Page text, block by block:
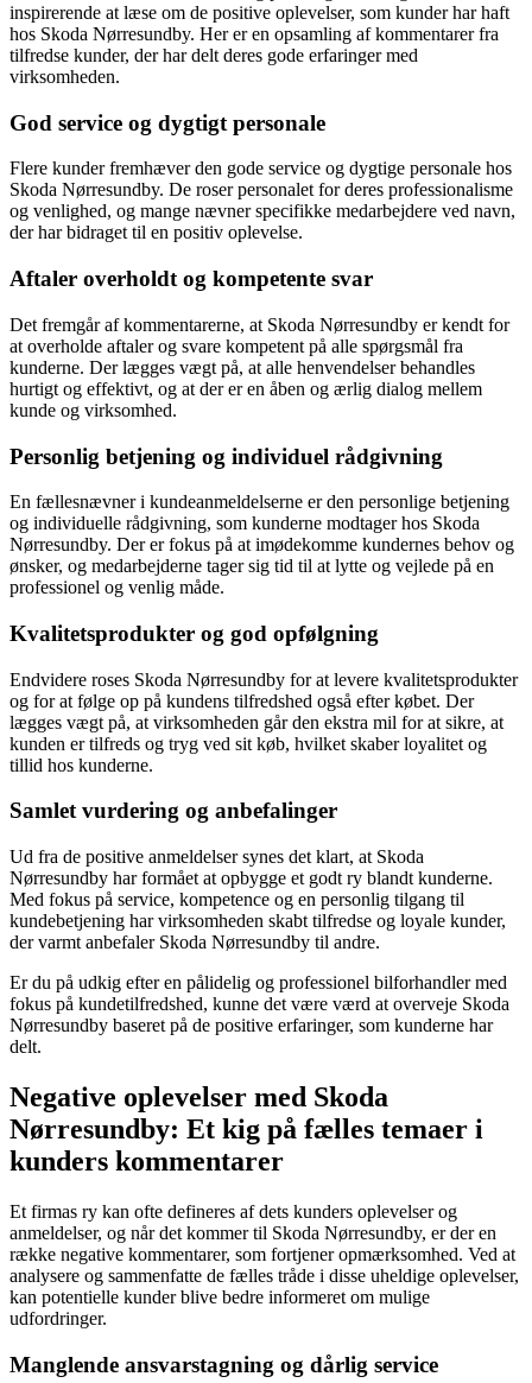
inspirerende at læse om de positive oplevelser, som kunder har haft
hos Skoda Nørresundby. Her er en opsamling af kommentarer fra
tilfredse kunder, der har delt deres gode erfaringer med
virksomheden.
God service og dygtigt personale
Flere kunder fremhæver den gode service og dygtige personale hos
Skoda Nørresundby. De roser personalet for deres professionalisme
og venlighed, og mange nævner specifikke medarbejdere ved navn,
der har bidraget til en positiv oplevelse.
Aftaler overholdt og kompetente svar
Det fremgår af kommentarerne, at Skoda Nørresundby er kendt for
at overholde aftaler og svare kompetent på alle spørgsmål fra
kunderne. Der lægges vægt på, at alle henvendelser behandles
hurtigt og effektivt, og at der er en åben og ærlig dialog mellem
kunde og virksomhed.
Personlig betjening og individuel rådgivning
En fællesnævner i kundeanmeldelserne er den personlige betjening
og individuelle rådgivning, som kunderne modtager hos Skoda
Nørresundby. Der er fokus på at imødekomme kundernes behov og
ønsker, og medarbejderne tager sig tid til at lytte og vejlede på en
professionel og venlig måde.
Kvalitetsprodukter og god opfølgning
Endvidere roses Skoda Nørresundby for at levere kvalitetsprodukter
og for at følge op på kundens tilfredshed også efter købet. Der
lægges vægt på, at virksomheden går den ekstra mil for at sikre, at
kunden er tilfreds og tryg ved sit køb, hvilket skaber loyalitet og
tillid hos kunderne.
Samlet vurdering og anbefalinger
Ud fra de positive anmeldelser synes det klart, at Skoda
Nørresundby har formået at opbygge et godt ry blandt kunderne.
Med fokus på service, kompetence og en personlig tilgang til
kundebetjening har virksomheden skabt tilfredse og loyale kunder,
der varmt anbefaler Skoda Nørresundby til andre.
Er du på udkig efter en pålidelig og professionel bilforhandler med
fokus på kundetilfredshed, kunne det være værd at overveje Skoda
Nørresundby baseret på de positive erfaringer, som kunderne har
delt.
Negative oplevelser med Skoda
Nørresundby: Et kig på fælles temaer i
kunders kommentarer
Et firmas ry kan ofte defineres af dets kunders oplevelser og
anmeldelser, og når det kommer til Skoda Nørresundby, er der en
række negative kommentarer, som fortjener opmærksomhed. Ved at
analysere og sammenfatte de fælles tråde i disse uheldige oplevelser,
kan potentielle kunder blive bedre informeret om mulige
udfordringer.
Manglende ansvarstagning og dårlig service